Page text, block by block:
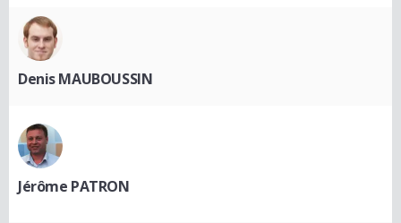
Denis MAUBOUSSIN
Jérôme PATRON